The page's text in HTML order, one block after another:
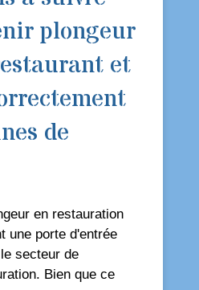
plongeur
et
de
en restauration
une porte d'entrée
secteur de
Bien que ce